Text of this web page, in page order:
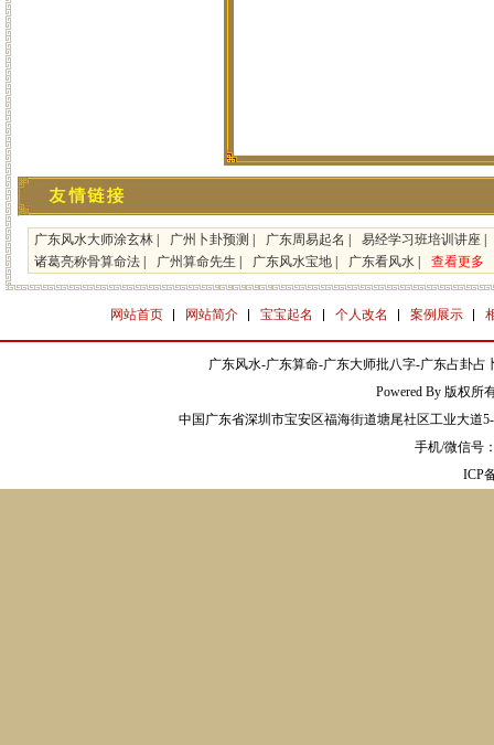
广东风水大师涂玄林 广州卜卦预测 广东周易起名 易经学习班培训讲座
诸葛亮称骨算命法
广州算命先生 广东风水宝地 广东看风水 查看更多
网站首页 网站简介 宝宝起名 个人改名 案例展示
广东风水-广东算命-广东大师批八字-广东占卦
Powered By 版权所
中国广东省深圳市宝安区福海街道塘尾社区工业大道
手机/微信号
ICP